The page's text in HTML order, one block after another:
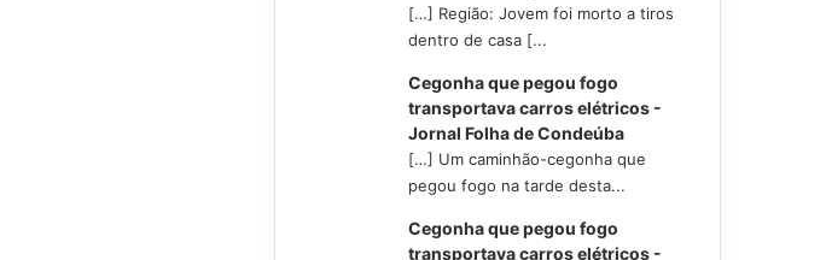
[…] Região: Jovem foi morto a tiros
dentro de casa [...
Cegonha que pegou fogo
transportava carros elétricos -
Jornal Folha de Condeúba
[…] Um caminhão-cegonha que
pegou fogo na tarde desta...
Cegonha que pegou fogo
transportava carros elétricos -